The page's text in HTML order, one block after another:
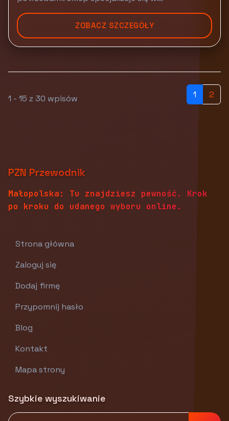
ZOBACZ SZCZEGÓŁY
1 - 15 z 30 wpisów 1 2
PZN Przewodnik
Małopolska: Tu znajdziesz pewność. Krok
po kroku do udanego wyboru online.
Strona główna
Zaloguj się
Dodaj firmę
Przypomnij hasło
Blog
Kontakt
Mapa strony
Szybkie wyszukiwanie